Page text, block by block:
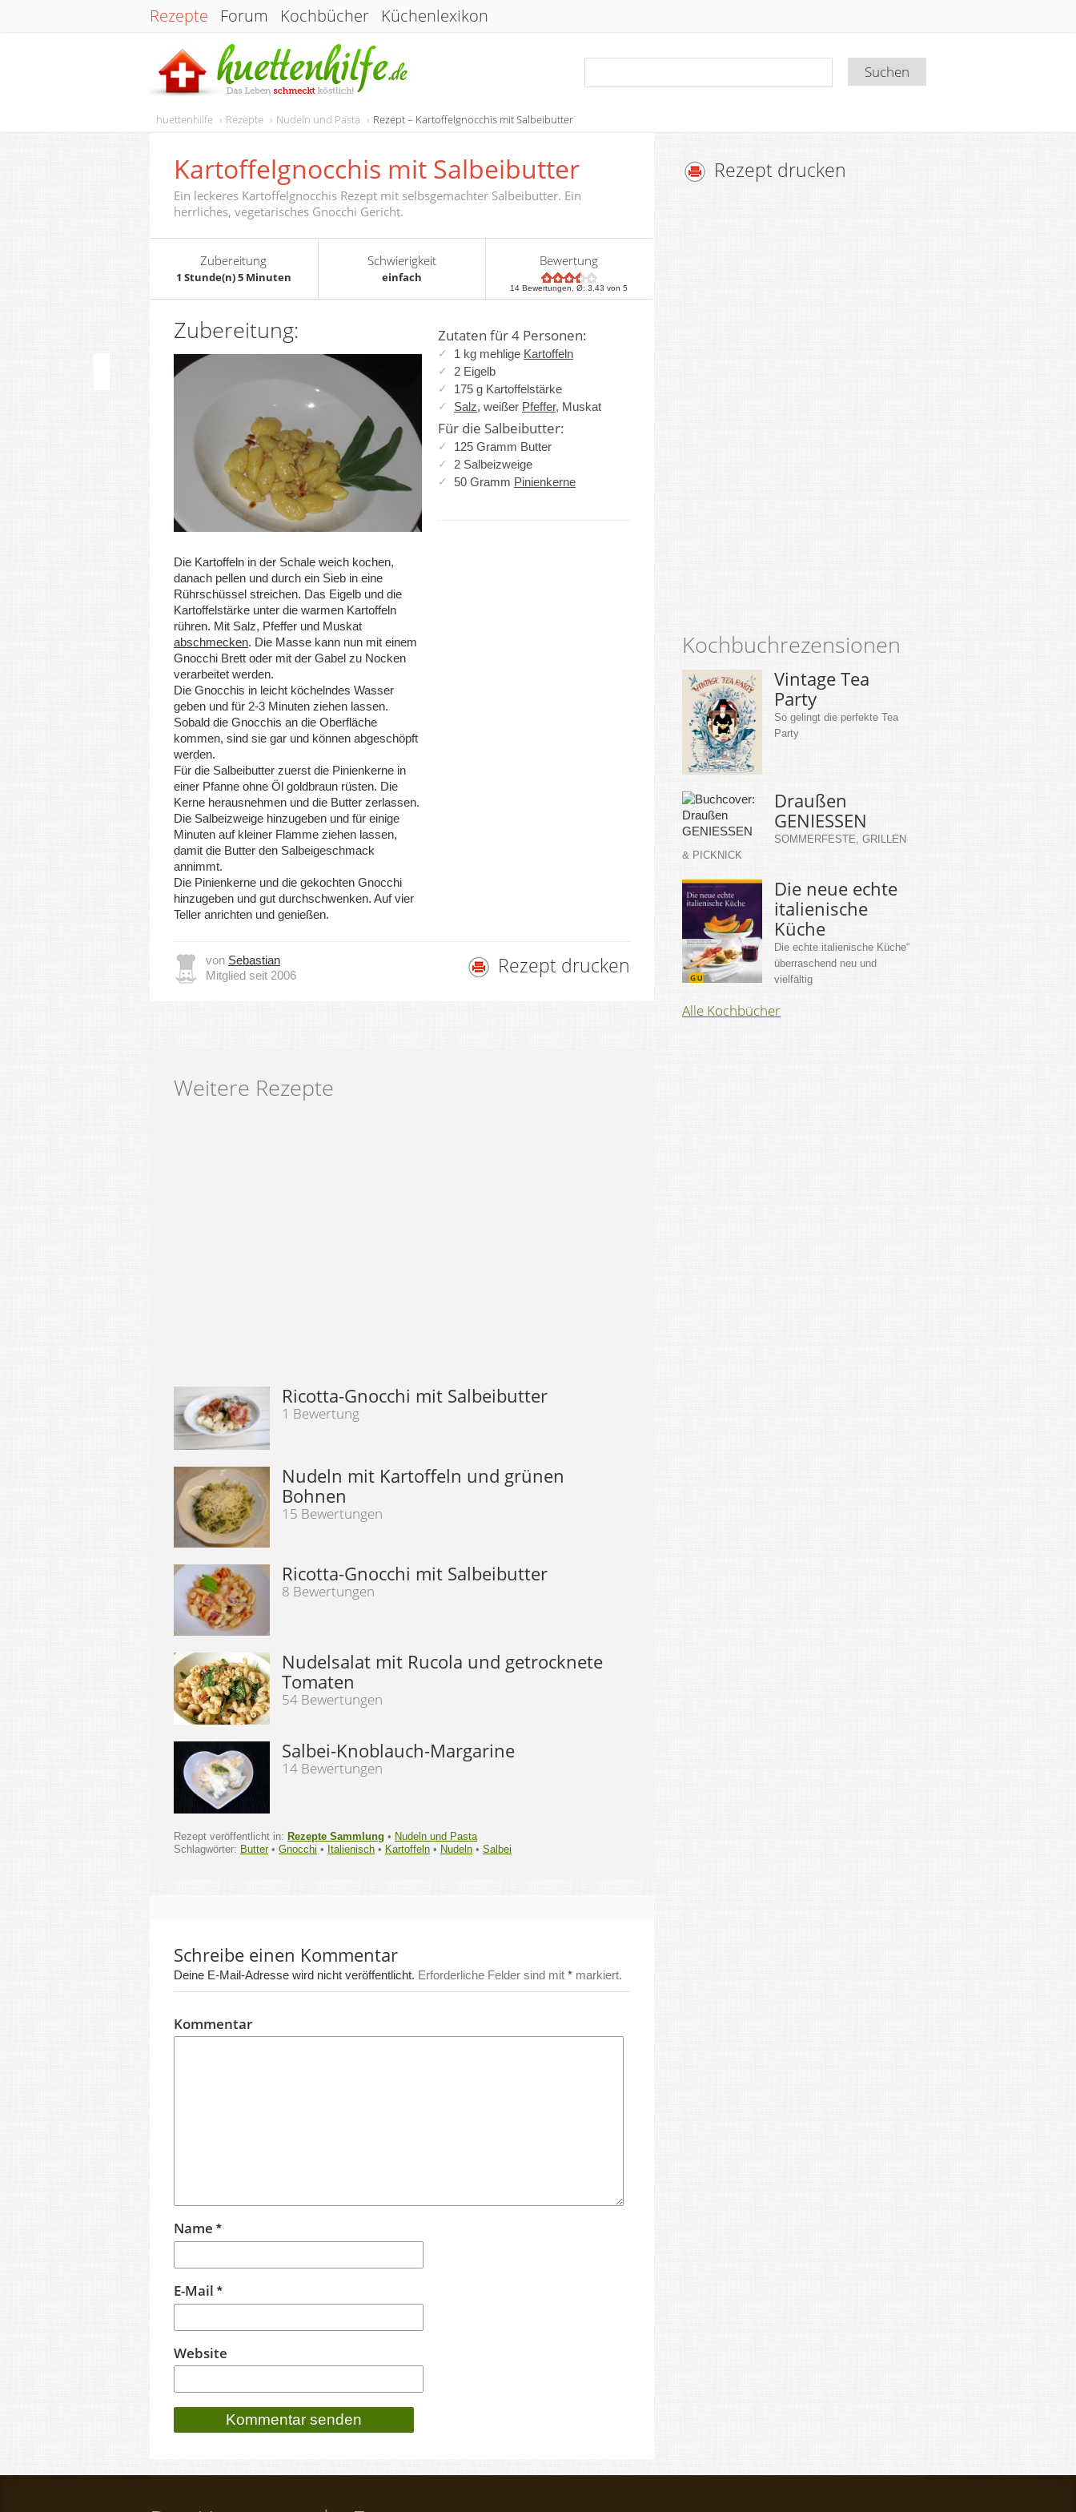
Rezepte Forum Kochbücher Küchenlexikon
huettenhilfe Rezepte Nudeln und Pasta Rezept – Kartoffelgnocchis mit Salbeibutter
Kartoffelgnocchis mit Salbeibutter
Ein leckeres Kartoffelgnocchis Rezept mit selbsgemachter Salbeibutter. Ein
herrliches, vegetarisches Gnocchi Gericht.
Zubereitung
1 Stunde(n) 5 Minuten
Schwierigkeit
einfach
Bewertung
14 Bewertungen, Ø:3,43 von 5
Zutaten für 4 Personen:
1 kg mehlige Kartoffeln
2 Eigelb
175 g Kartoffelstärke
Salz, weißer Pfeffer, Muskat
Für die Salbeibutter:
125 Gramm Butter
2 Salbeizweige
50 Gramm Pinienkerne
Zubereitung:
Die Kartoffeln in der Schale weich kochen,
danach pellen und durch ein Sieb in eine
Rührschüssel streichen. Das Eigelb und die
Kartoffelstärke unter die warmen Kartoffeln
rühren. Mit Salz, Pfeffer und Muskat
abschmecken. Die Masse kann nun mit einem
Gnocchi Brett oder mit der Gabel zu Nocken
verarbeitet werden.
Die Gnocchis in leicht köchelndes Wasser
geben und für 2-3 Minuten ziehen lassen.
Sobald die Gnocchis an die Oberfläche
kommen, sind sie gar und können abgeschöpft
werden.
Für die Salbeibutter zuerst die Pinienkerne in
einer Pfanne ohne Öl goldbraun rüsten. Die
Kerne herausnehmen und die Butter zerlassen.
Die Salbeizweige hinzugeben und für einige
Minuten auf kleiner Flamme ziehen lassen,
damit die Butter den Salbeigeschmack
annimmt.
Die Pinienkerne und die gekochten Gnocchi
hinzugeben und gut durchschwenken. Auf vier
Teller anrichten und genießen.
von Sebastian
Mitglied seit 2006
Rezept drucken
Rezept drucken
Kochbuchrezensionen
Vintage Tea
Party
So gelingt die perfekte Tea
Party
Draußen
GENIESSEN
SOMMERFESTE, GRILLEN
& PICKNICK
Die neue echte
italienische
Küche
Die echte italienische Küche“
überraschend neu und
vielfältig
Alle Kochbücher
Weitere Rezepte
Ricotta-Gnocchi mit Salbeibutter
1 Bewertung
Nudeln mit Kartoffeln und grünen
Bohnen
15 Bewertungen
Ricotta-Gnocchi mit Salbeibutter
8 Bewertungen
Nudelsalat mit Rucola und getrocknete
Tomaten
54 Bewertungen
Salbei-Knoblauch-Margarine
14 Bewertungen
Rezept veröffentlicht in: Rezepte Sammlung • Nudeln und Pasta
Schlagwörter: Butter• Gnocchi • Italienisch • Kartoffeln • Nudeln • Salbei
Schreibe einen Kommentar
Deine E-Mail-Adresse wird nicht veröffentlicht. Erforderliche Felder sind mit * markiert.
Kommentar
Name *
E-Mail *
Website